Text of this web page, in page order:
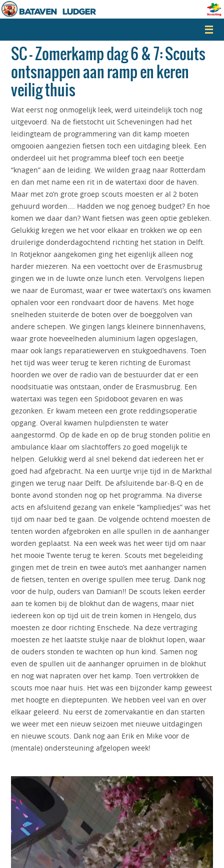
Naar
de
springen
SC – Zomerkamp dag 6 & 7: Scouts
ontsnappen aan ramp en keren
veilig thuis
Wat eerst nog onmogelijk leek, werd uiteindelijk toch nog
uitgevoerd. Na de fietstocht uit Scheveningen had het
leidingteam de programmering van dit kamp moeten
omgooien aangezien fietsen toch een uitdaging bleek. Een
onderdeel uit het programma bleef toch een beetje
“knagen” aan de leiding. We wilden graag naar Rotterdam
en dan met name een rit in de watertaxi door de haven.
Maar met zo’n grote groep scouts moesten er al 2 boten
gehuurd worden…. Hadden we nog genoeg budget? En hoe
komen we daar dan? Want fietsen was geen optie gebleken.
Gelukkig kregen we het voor elkaar en trokken we op een
druilerige donderdagochtend richting het station in Delft.
In Rotjeknor aangekomen ging het eigenlijk alleen nog
harder miezeren. Na een voettocht over de Erasmusbrug
gingen we in de luwte onze lunch eten. Vervolgens liepen
we naar de Euromast, waar er twee watertaxi’s ons kwamen
ophalen voor een rondvaart door de havens. Met hoge
snelheden stuiterde de boten over de boeggolven van
andere schepen. We gingen langs kleinere binnenhavens,
waar grote hoeveelheden aluminium lagen opgeslagen,
maar ook langs reparatiewerven en stukgoedhavens. Toen
het tijd was weer terug te keren richting de Euromast
hoorden we over de radio van de bestuurder dat er een
noodsituatie was ontstaan, onder de Erasmusbrug. Een
watertaxi was tegen een Spidoboot gevaren en was
gezonken. Er kwam meteen een grote reddingsoperatie
opgang. Overal kwamen hulpdiensten te water
aangestormd. Op de kade en op de brug stonden politie en
ambulance klaar om slachtoffers zo goed mogelijk te
helpen. Gelukkig werd al snel bekend dat iedereen het er
goed had afgebracht. Na een uurtje vrije tijd in de Markthal
gingen we terug naar Delft. De afsluitende bar-B-Q en de
bonte avond stonden nog op het programma. Na diverse
acts en afsluitend gezang van enkele “kampliedjes” was het
tijd om naar bed te gaan. De volgende ochtend moesten de
tenten worden afgebroken en alle spullen in de aanhanger
worden geplaatst. Na een week was het weer tijd om naar
het mooie Twente terug te keren. Scouts met begeleiding
gingen met de trein en twee auto’s met aanhanger namen
de fietsen, tenten en overige spullen mee terug. Dank nog
voor de hulp, ouders van Damian!! De scouts leken eerder
aan te komen bij de blokhut dan de wagens, maar niet
iedereen kon op tijd uit de trein komen in Hengelo, dus
moesten ze door richting Enschede. Na deze vertraging
moesten ze het laatste stukje naar de blokhut lopen, waar
de ouders stonden te wachten op hun kind. Samen nog
even de spullen uit de aanhanger opruimen in de blokhut
en nog wat napraten over het kamp. Toen vertrokken de
scouts moe naar huis. Het was een bijzonder kamp geweest
met hoogte en dieptepunten. We hebben veel van en over
elkaar geleerd. Nu eerst de zomervakantie en dan starten
we weer met een nieuw seizoen met nieuwe uitdagingen
en nieuwe scouts. Dank nog aan Erik en Mike voor de
(mentale) ondersteuning afgelopen week!